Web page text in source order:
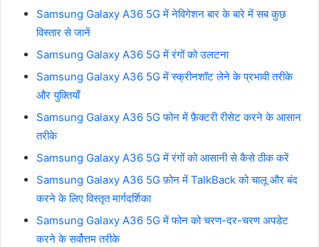
Samsung Galaxy A36 5G में नेविगेशन बार के बारे में सब कुछ
विस्तार से जानें
Samsung Galaxy A36 5G में रंगों को उलटना
Samsung Galaxy A36 5G में स्क्रीनशॉट लेने के प्रभावी तरीके
और युक्तियाँ
Samsung Galaxy A36 5G फोन में फ़ैक्टरी रीसेट करने के आसान
तरीके
Samsung Galaxy A36 5G में रंगों को आसानी से कैसे ठीक करें
Samsung Galaxy A36 5G फ़ोन में TalkBack को चालू और बंद
करने के लिए विस्तृत मार्गदर्शिका
Samsung Galaxy A36 5G में फोन को चरण-दर-चरण अपडेट
करने के सर्वोत्तम तरीके